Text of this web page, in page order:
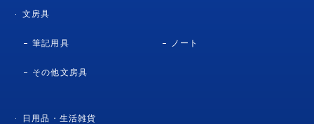
文房具
筆記用具 ノート
その他文房具
日用品・生活雑貨